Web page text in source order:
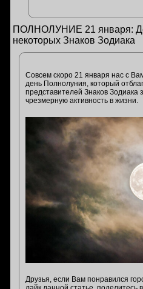
ПОЛНОЛУНИЕ 21 января:
некоторых Знаков Зодиака
Совсем скоро 21 января нас с
день Полнолуния, который
представителей Знаков Зодиака
чрезмерную активность в жизни.
Друзья, если Вам понравился